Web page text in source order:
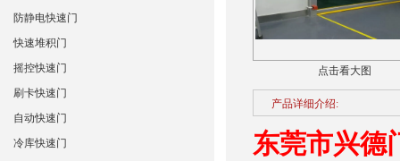
点击看大图
产品详细介绍:
东莞市兴德
防静电快速门
快速堆积门
摇控快速门
刷卡快速门
自动快速门
冷库快速门